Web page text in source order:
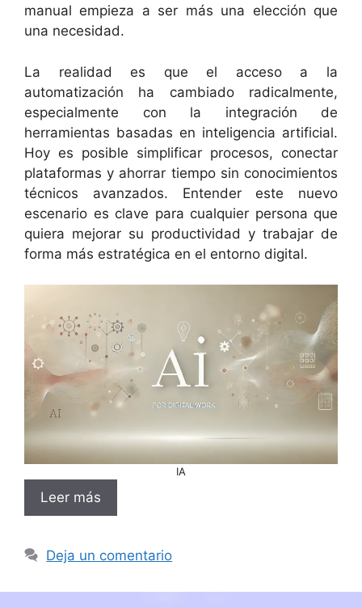
manual empieza a ser más una elección que
una necesidad.
La realidad es que el acceso a la
automatización ha cambiado radicalmente,
especialmente con la integración de
herramientas basadas en inteligencia artificial.
Hoy es posible simplificar procesos, conectar
plataformas y ahorrar tiempo sin conocimientos
técnicos avanzados. Entender este nuevo
escenario es clave para cualquier persona que
quiera mejorar su productividad y trabajar de
forma más estratégica en el entorno digital.
IA
Leer más
Deja un comentario